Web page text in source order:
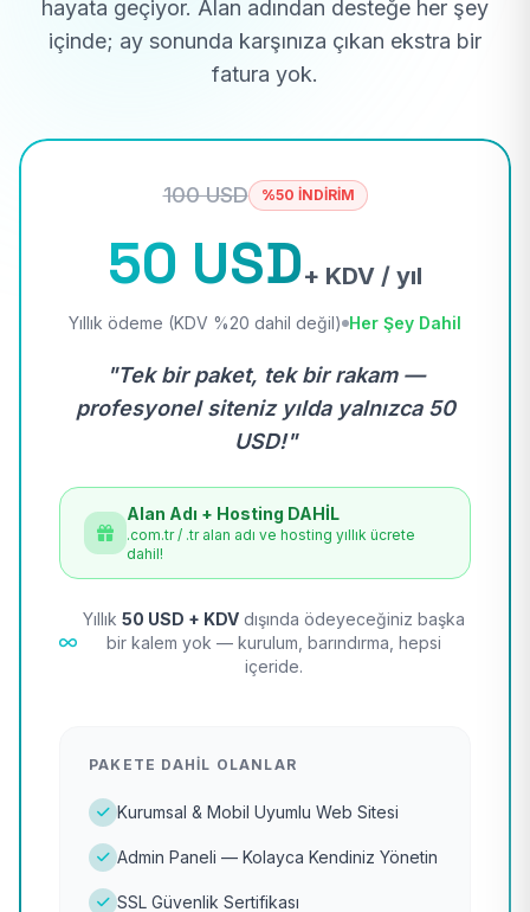
hayata geçiyor. Alan adından desteğe her şey
içinde; ay sonunda karşınıza çıkan ekstra bir
fatura yok.
100 USD %50 İNDİRİM
50 USD+ KDV / yıl
Yıllık ödeme (KDV %20 dahil değil) Her Şey Dahil
"Tek bir paket, tek bir rakam —
profesyonel siteniz yılda yalnızca 50
USD!"
Alan Adı + Hosting DAHİL
.com.tr / .tr alan adı ve hosting yıllık ücrete
dahil!
Yıllık 50 USD + KDV dışında ödeyeceğiniz başka
bir kalem yok — kurulum, barındırma, hepsi
içeride.
PAKETE DAHIL OLANLAR
Kurumsal & Mobil Uyumlu Web Sitesi
Admin Paneli — Kolayca Kendiniz Yönetin
SSL Güvenlik Sertifikası